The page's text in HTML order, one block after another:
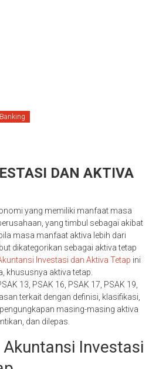
DAN AKTIVA
yang memiliki manfaat masa
yang timbul sebagai akibat
masa manfaat aktiva lebih dari
dikategorikan sebagai aktiva tetap
Investasi dan Aktiva Tetap ini
khususnya aktiva tetap.
13, PSAK 16, PSAK 17, PSAK 19,
terkait dengan definisi, klasifikasi,
masing-masing aktiva
dan dilepas.
Investasi